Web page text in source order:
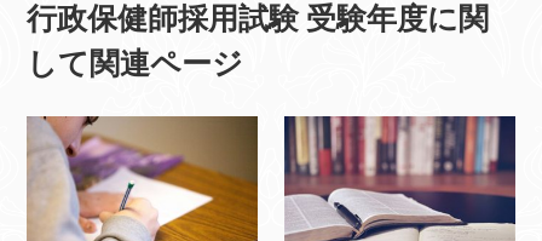
行政保健師採用試験 受験年度に関
して関連ページ